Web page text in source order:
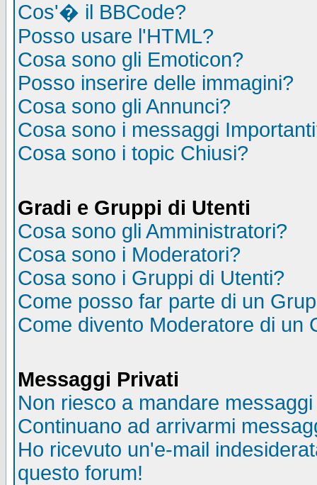
Cos'� il BBCode?
Posso usare l'HTML?
Cosa sono gli Emoticon?
Posso inserire delle immagini?
Cosa sono gli Annunci?
Cosa sono i messaggi
Cosa sono i topic Chiusi?
Gradi e Gruppi di Utenti
Cosa sono gli Amministratori?
Cosa sono i Moderatori?
Cosa sono i Gruppi di Utenti?
Come posso far parte di un
Come divento Moderatore di un
Messaggi Privati
Non riesco a mandare
Continuano ad arrivarmi
Ho ricevuto un'e-mail
questo forum!